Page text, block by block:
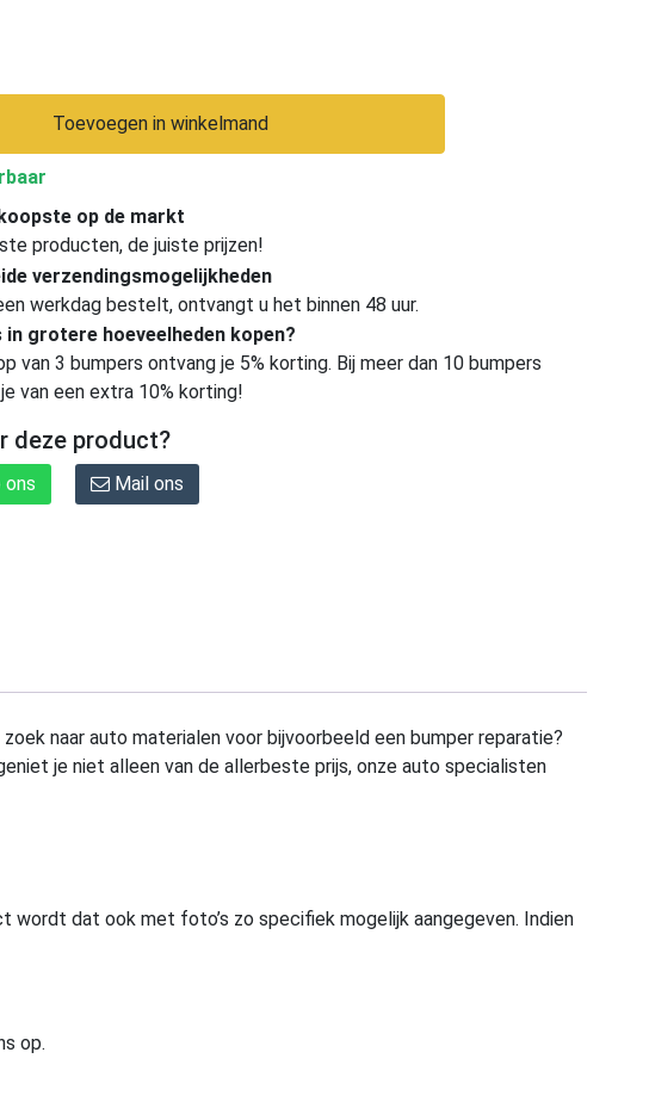
Toevoegen in winkelmand
op de markt
producten, de juiste prijzen!
verzendingsmogelijkheden
werkdag bestelt, ontvangt u het binnen 48 uur.
in grotere hoeveelheden kopen?
van 3 bumpers ontvang je 5% korting. Bij meer dan 10 bumpers
van een extra 10% korting!
deze product?
ons Mail ons
naar auto materialen voor bijvoorbeeld een bumper reparatie?
je niet alleen van de allerbeste prijs, onze auto specialisten
dat ook met foto’s zo specifiek mogelijk aangegeven. Indien
op.